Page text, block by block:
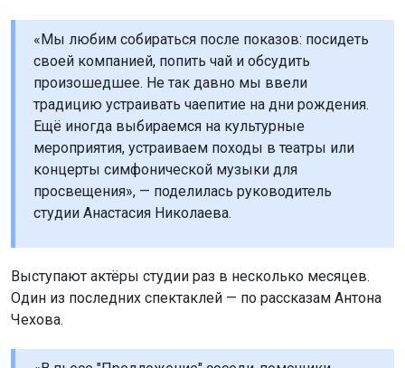
«Мы любим собираться после показов: посидеть
своей компанией, попить чай и обсудить
произошедшее. Не так давно мы ввели
традицию устраивать чаепитие на дни рождения.
Ещё иногда выбираемся на культурные
мероприятия, устраиваем походы в театры или
концерты симфонической музыки для
просвещения», — поделилась руководитель
студии Анастасия Николаева.
Выступают актёры студии раз в несколько месяцев.
Один из последних спектаклей — по рассказам Антона
Чехова.